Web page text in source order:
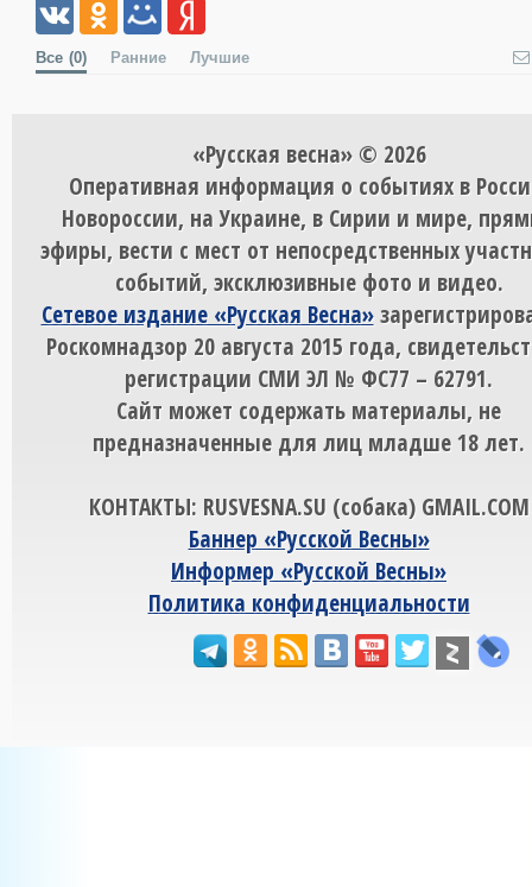
Все (0) Ранние Лучшие
«Русская весна» © 2026
Оперативная информация о событиях в
Новороссии, на Украине, в Сирии и мире,
эфиры, вести с мест от непосредственных
событий, эксклюзивные фото и видео.
Сетевое издание «Русская Весна»
Роскомнадзор 20 августа 2015 года,
регистрации СМИ ЭЛ № ФС77 – 62791.
Сайт может содержать материалы, не
предназначенные для лиц младше 18 лет.
КОНТАКТЫ: RUSVESNA.SU (собака) GMAIL.COM
Баннер «Русской Весны»
Информер «Русской Весны»
Политика конфиденциальности